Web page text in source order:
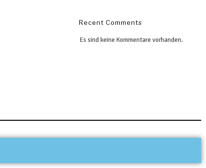
Recent Comments
Es sind keine Kommentare vorhanden.